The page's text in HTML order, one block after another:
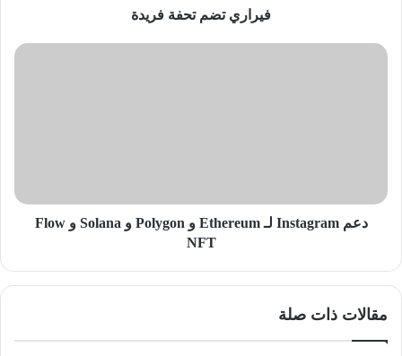
فيراري تضم تحفة فريدة
دعم
و
Flow
دعم Instagram لـ Ethereum و Polygon و Solana و Flow
NFT
مقالات ذات صلة